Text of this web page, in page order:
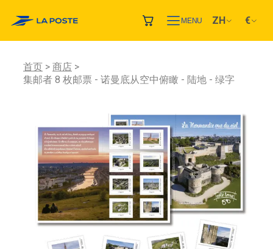
MENU ZH €
首页
商店
集邮者 8 枚邮票 - 诺曼底从空中俯瞰 - 陆地 - 绿字